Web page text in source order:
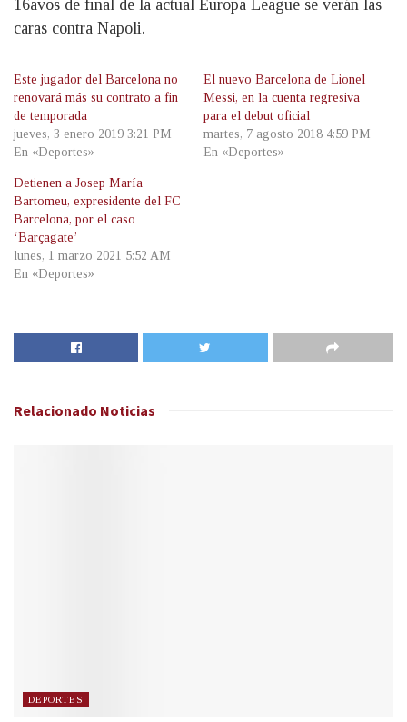
16avos de final de la actual Europa League se verán las
caras contra Napoli.
Este jugador del Barcelona no
renovará más su contrato a fin
de temporada
jueves, 3 enero 2019 3:21 PM
En «Deportes»
El nuevo Barcelona de Lionel
Messi, en la cuenta regresiva
para el debut oficial
martes, 7 agosto 2018 4:59 PM
En «Deportes»
Detienen a Josep María
Bartomeu, expresidente del FC
Barcelona, por el caso
‘Barçagate’
lunes, 1 marzo 2021 5:52 AM
En «Deportes»
Relacionado Noticias
DEPORTES